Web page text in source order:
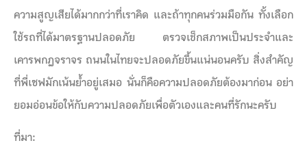
ความสูญเสียได้มากกว่าที่เราคิด และถ้าทุกคนร่วมมือกัน ทั้งเลือก
ใช้รถที่ได้มาตรฐานปลอดภัย ตรวจเช็กสภาพเป็นประจำและ
เคารพกฎจราจร ถนนในไทยจะปลอดภัยขึ้นแน่นอนครับ สิ่งสำคัญ
ที่พี่เซฟมักเน้นย้ำอยู่เสมอ นั่นก็คือความปลอดภัยต้องมาก่อน อย่า
ยอมอ่อนข้อให้กับความปลอดภัยเพื่อตัวเองและคนที่รักนะครับ
ที่มา: